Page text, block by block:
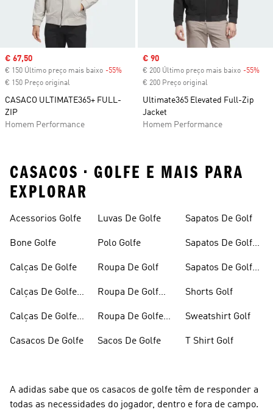
Sale price
€ 67,50
€ 150 Último preço mais baixo -55% Discount
€ 150 Preço original
CASACO ULTIMATE365+ FULL-
ZIP
Homem Performance
Sale price
€ 90
€ 200 Último preço mais baixo -55%
€ 200 Preço original
Ultimate365 Elevated Full-Zip
Jacket
Homem Performance
CASACOS • GOLFE E MAIS PARA
EXPLORAR
Acessorios Golfe
Bone Golfe
Calças De Golfe
Calças De Golfe
Calças De Golfe
Casacos De Golfe
Luvas De Golfe
Polo Golfe
Roupa De Golf
Roupa De Golf
Roupa De Golfe
Sacos De Golfe
Sapatos De Golf
Sapatos De Golfe
Sapatos De Golfe
Shorts Golf
Sweatshirt Golf
T Shirt Golf
A adidas sabe que os casacos de golfe têm de responder a
todas as necessidades do jogador, dentro e fora de campo.